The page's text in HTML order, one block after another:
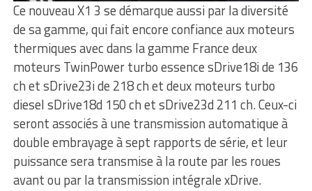
Ce nouveau X1 3 se démarque aussi par la diversité
de sa gamme, qui fait encore confiance aux moteurs
thermiques avec dans la gamme France deux
moteurs TwinPower turbo essence sDrive18i de 136
ch et sDrive23i de 218 ch et deux moteurs turbo
diesel sDrive18d 150 ch et sDrive23d 211 ch. Ceux-ci
seront associés à une transmission automatique à
double embrayage à sept rapports de série, et leur
puissance sera transmise à la route par les roues
avant ou par la transmission intégrale xDrive.